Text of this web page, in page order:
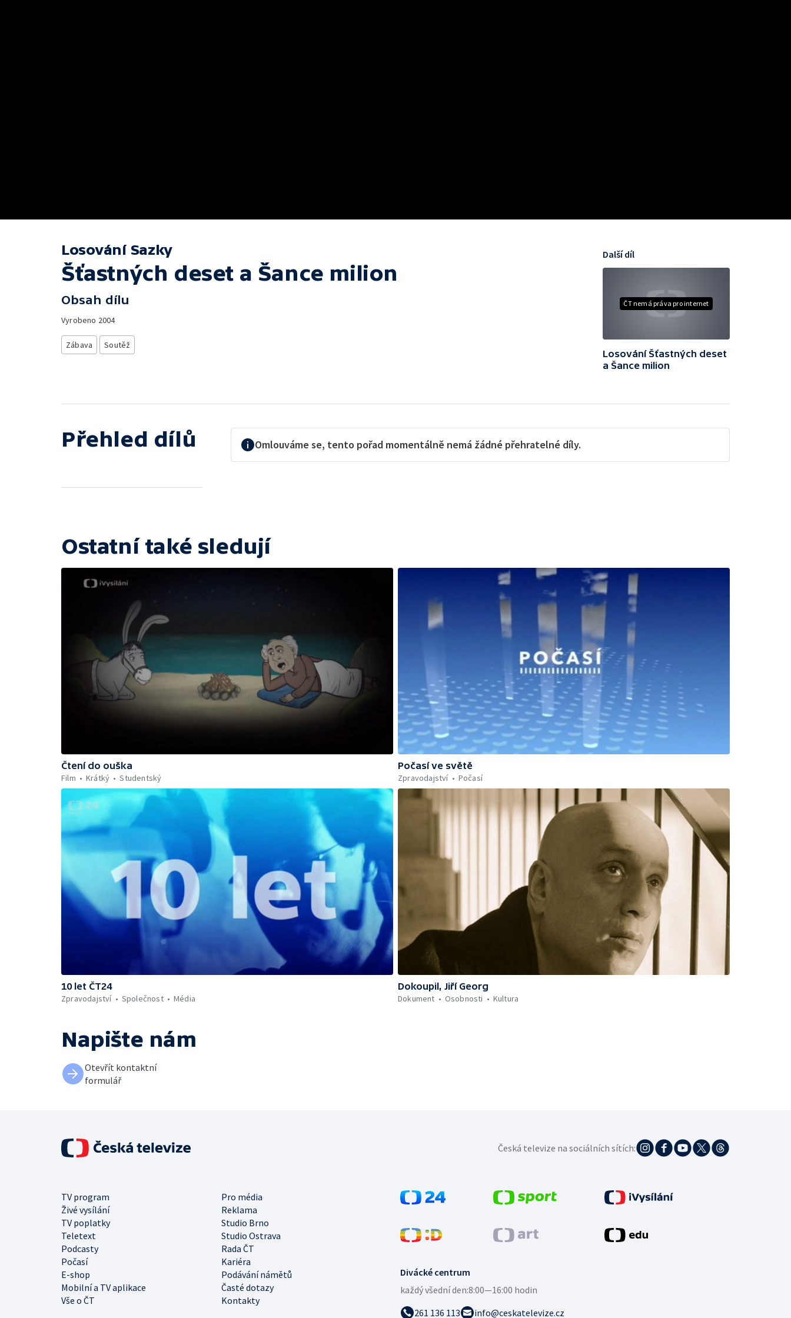
Losování Sazky
Šťastných deset a Šance milion
Obsah dílu
Vyrobeno 2004
Zábava Soutěž
ČT nemá práva pro internet
Další díl
Losování Šťastných deset
a Šance milion
Přehled dílů Omlouváme se, tento pořad momentálně nemá žádné přehratelné díly.
Ostatní také sledují
Čtení do ouška
Film
Krátký Studentský
Počasí ve světě
Zpravodajství
Počasí
10 let ČT24
Zpravodajství
Společnost Média
Dokoupil, Jiří Georg
Dokument
Osobnosti Kultura
Napište nám
Otevřít kontaktní
formulář
Divácké centrum
každý všední den:8:00—16:00 hodin
261 136 113
info@ceskatelevize.cz
TV program
Pro média
Živé vysílání
Reklama
TV poplatky
Studio Brno
Teletext
Studio Ostrava
Podcasty
Rada ČT
Počasí
Kariéra
E-shop
Podávání námětů
Mobilní a TV aplikace
Časté dotazy
Vše o ČT
Kontakty
Česká televize na sociálních sítích: